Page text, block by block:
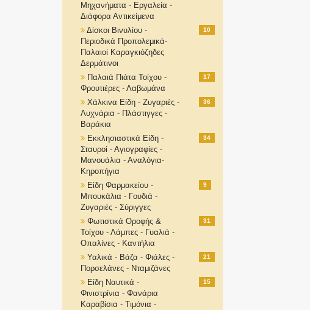
Μηχανήματα - Εργαλεία -
Διάφορα Αντικείμενα
Δίσκοι Βινυλίου -
Περιοδικά Προπολεμικά-
Παλαιοί Καραγκιόζηδες
Δερμάτινοι
10
Παλαιά Πιάτα Τοίχου -
Φρουτιέρες - Λαβωμάνα
17
Χάλκινα Είδη - Ζυγαριές -
Λυχνάρια - Πλάστιγγες -
Βαράκια
36
Εκκλησιαστικά Είδη -
Σταυροί - Αγιογραφίες -
Μανουάλια - Αναλόγια-
Κηροπήγια
34
Είδη Φαρμακείου -
Μπουκάλια - Γουδιά -
Ζυγαριές - Σύριγγες
9
Φωτιστικά Οροφής &
Τοίχου - Λάμπες - Γυαλιά -
Οπαλίνες - Καντήλια
31
Υαλικά - Βάζα - Φιάλες -
Πορσελάνες - Νταμιζάνες
21
Είδη Ναυτικά -
Φινιστρίνια - Φανάρια
Καραβίσια - Τιμόνια -
15